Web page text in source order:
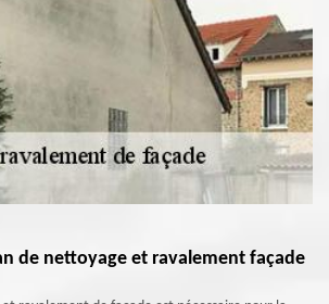
de nettoyage et ravalement façade